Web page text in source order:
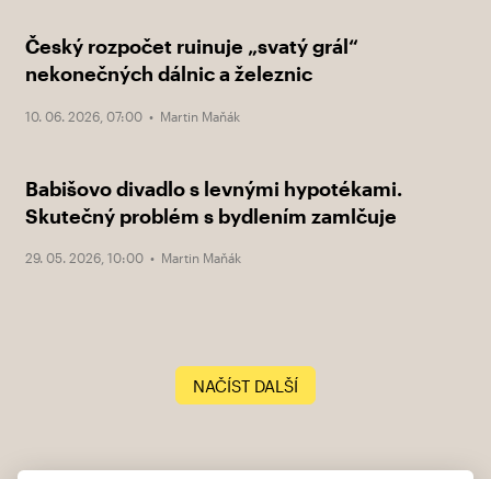
Český rozpočet ruinuje „svatý grál“
nekonečných dálnic a železnic
10. 06. 2026, 07:00 • Martin Maňák
Babišovo divadlo s levnými hypotékami.
Skutečný problém s bydlením zamlčuje
29. 05. 2026, 10:00 • Martin Maňák
NAČÍST DALŠÍ